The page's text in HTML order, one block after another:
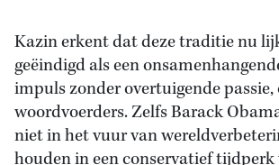
Kazin erkent dat deze traditie nu
geëindigd als een
impuls zonder overtuigende
woordvoerders. Zelfs Barack
niet in het vuur van
houden in een conservatief tijdperk